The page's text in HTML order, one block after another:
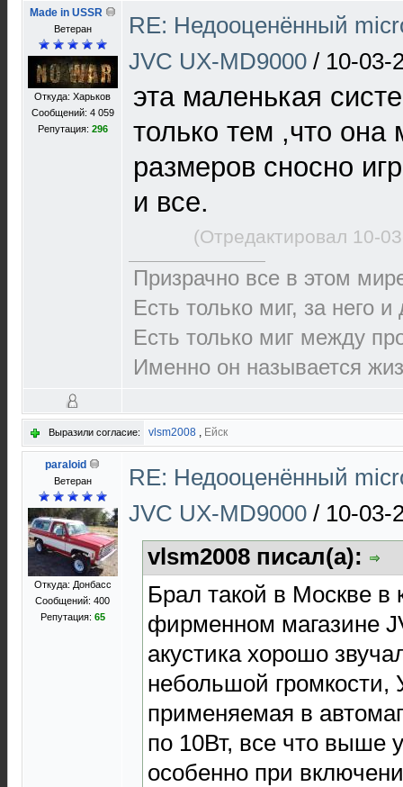
Made in USSR
Ветеран
Откуда: Харьков
Сообщений: 4 059
Репутация: 296
RE: Недооценённый
JVC UX-MD9000 / 10-03-
эта маленькая
только тем ,что
размеров сносно
и все.
(Отредактировал 10-
Призрачно все в этом
Есть только миг, за него
Есть только миг между
Именно он называется
Выразили согласие: vlsm2008 , Ейск
paraloid
Ветеран
Откуда: Донбасс
Сообщений: 400
Репутация: 65
RE: Недооценённый
JVC UX-MD9000 / 10-03-
vlsm2008 писал(а):
Брал такой в Москве в
фирменном магазине
акустика хорошо
небольшой
применяемая в
по 10Вт, все что выше
особенно при